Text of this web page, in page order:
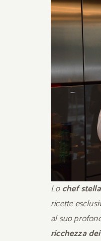
Lochef
ricette
al suo
ricchezza